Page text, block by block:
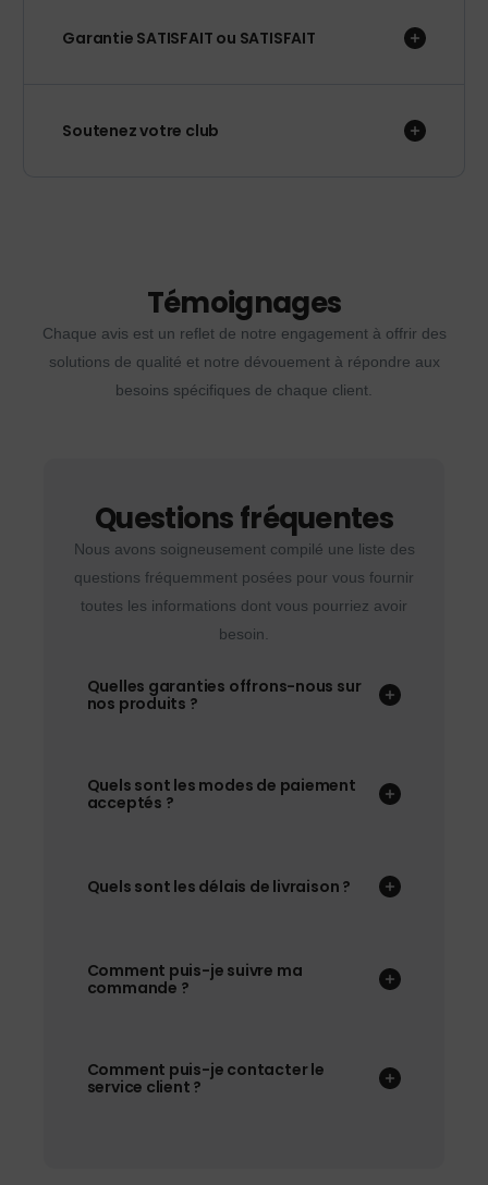
Garantie SATISFAIT ou SATISFAIT
Soutenez votre club
Témoignages
Chaque avis est un reflet de notre engagement à offrir des
solutions de qualité et notre dévouement à répondre aux
besoins spécifiques de chaque client.
Questions fréquentes
Nous avons soigneusement compilé une liste des
questions fréquemment posées pour vous fournir
toutes les informations dont vous pourriez avoir
besoin.
Quelles garanties offrons-nous sur
nos produits ?
Quels sont les modes de paiement
acceptés ?
Quels sont les délais de livraison ?
Comment puis-je suivre ma
commande ?
Comment puis-je contacter le
service client ?